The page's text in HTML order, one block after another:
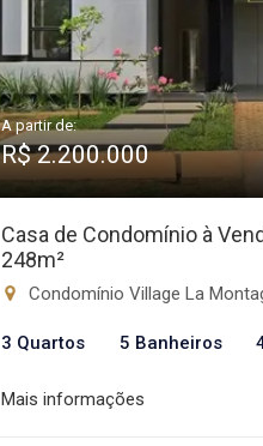
A partir de:
R$ 2.200.000
Casa de Condomínio à
248m²
Condomínio Village La
3 Quartos 5 Banheiros
Mais informações